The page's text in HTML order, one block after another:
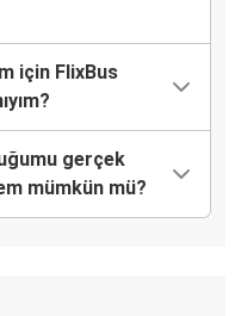
için FlixBus
gerçek
mümkün mü?